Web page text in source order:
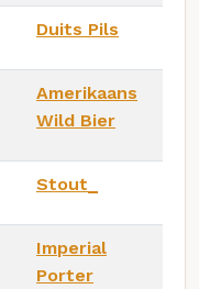
Duits Pils
Amerikaans
Wild Bier
Stout_
Imperial
Porter